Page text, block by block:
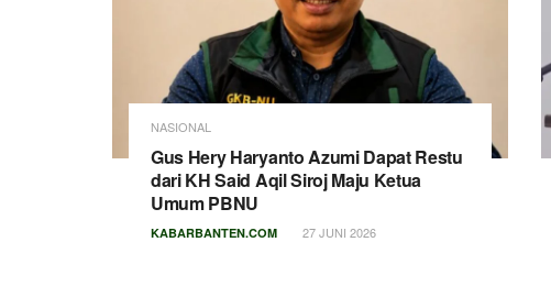
NASIONAL
Gus Hery Haryanto Azumi Dapat Restu
dari KH Said Aqil Siroj Maju Ketua
Umum PBNU
KABARBANTEN.COM 27 JUNI 2026